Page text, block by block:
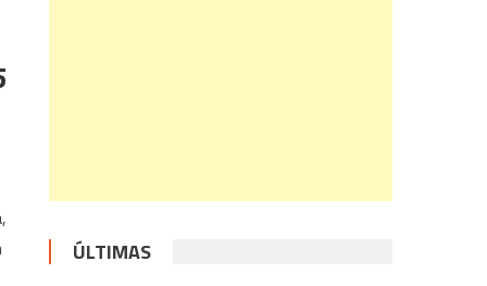
ÚLTIMAS